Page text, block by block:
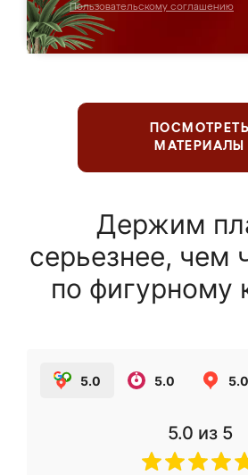
Пользовательскому соглашению
ПОСМОТРЕТЬ
МАТЕРИАЛЫ
Держим
серьезнее, чем
по фигурному
5.0 5.0 5.0
5.0 из 5